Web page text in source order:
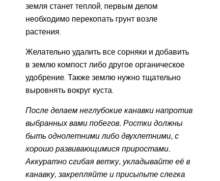
земля станет теплой, первым делом
необходимо перекопать грунт возле
растения.
Желательно удалить все сорняки и добавить
в землю компост либо другое органическое
удобрение. Также землю нужно тщательно
выровнять вокруг куста.
После делаем неглубокие канавки напротив
выбранных вами побегов. Ростки должны
быть однолетними либо двухлетними, с
хорошо развивающимися приростами.
Аккуратно сгибая ветку, укладывайте её в
канавку, закрепляйте и присыпьте слегка